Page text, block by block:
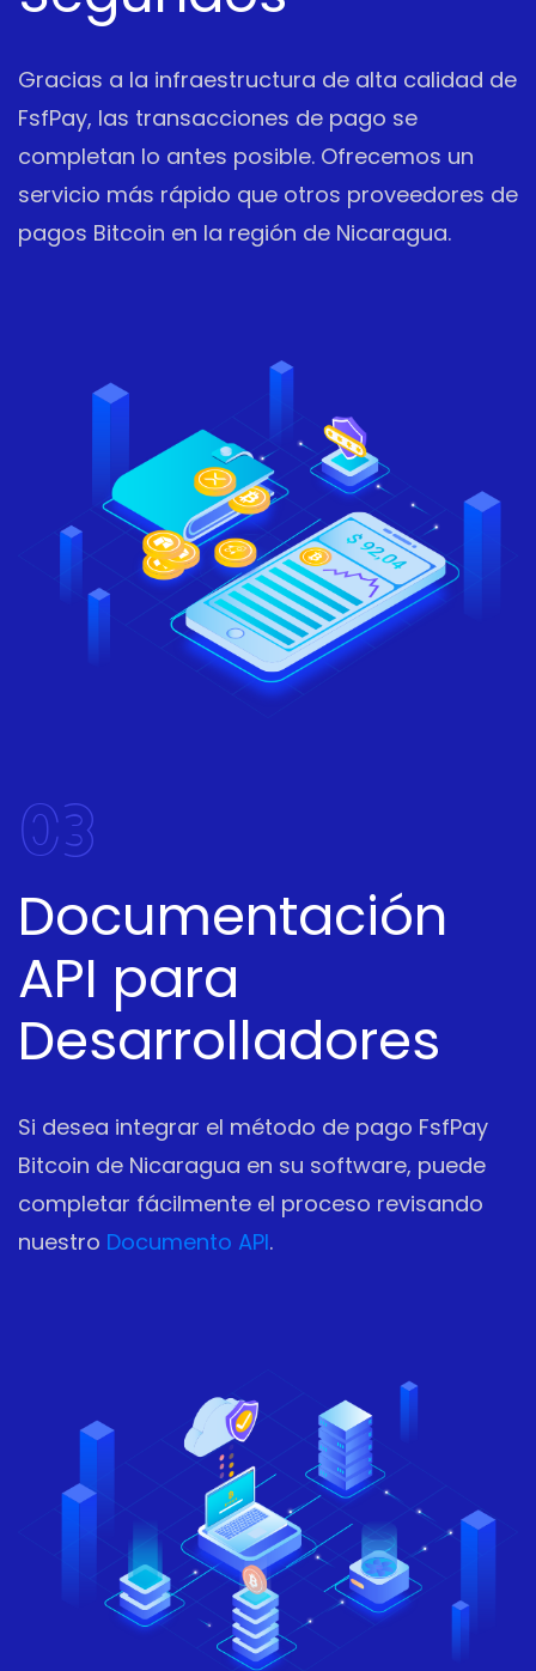
Gracias a la infraestructura de alta calidad de
FsfPay, las transacciones de pago se
completan lo antes posible. Ofrecemos un
servicio más rápido que otros proveedores de
pagos Bitcoin en la región de Nicaragua.
03
Documentación
API para
Desarrolladores
Si desea integrar el método de pago FsfPay
Bitcoin de Nicaragua en su software, puede
completar fácilmente el proceso revisando
nuestro Documento API.